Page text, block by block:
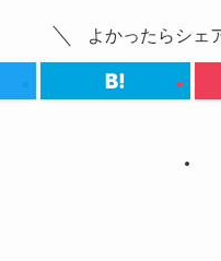
よかったらシェ